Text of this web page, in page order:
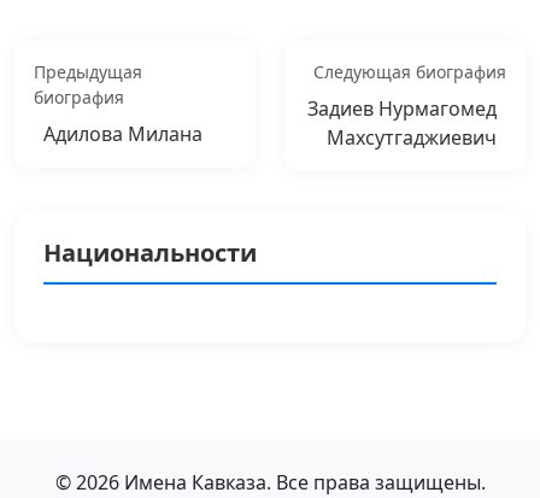
Предыдущая
биография
Адилова Милана
Следующая биография
Задиев Нурмагомед
Махсутгаджиевич
Национальности
© 2026 Имена Кавказа. Все права защищены.